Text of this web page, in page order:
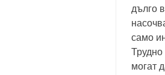
дълго
само
могат